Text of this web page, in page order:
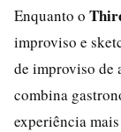
Enquanto o
improviso e
de improviso de
combina
experiência